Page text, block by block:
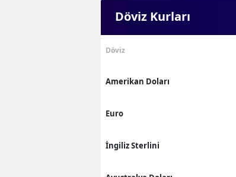
Döviz Kurları
Döviz
Amerikan Doları
Euro
İngiliz Sterlini